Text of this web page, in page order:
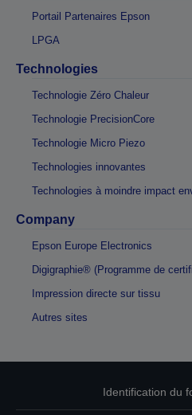
Portail Partenaires Epson
LPGA
Technologies
Technologie Zéro Chaleur
Technologie PrecisionCore
Technologie Micro Piezo
Technologies innovantes
Technologies à moindre impact
Company
Epson Europe Electronics
Digigraphie® (Programme de
Impression directe sur tissu
Autres sites
Identification du